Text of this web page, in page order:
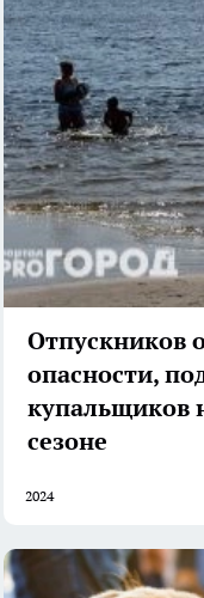
Отпускников
опасности,
купальщиков
сезоне
2024